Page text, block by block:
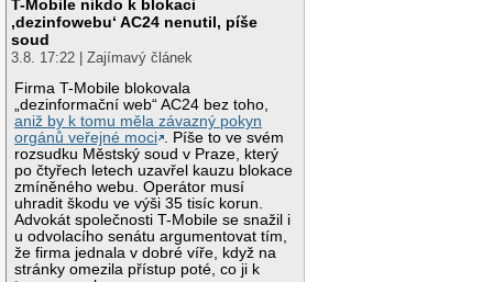
T-Mobile nikdo k blokaci
‚dezinfowebu‘ AC24 nenutil, píše
soud
3.8. 17:22 | Zajímavý článek
Firma T-Mobile blokovala
„dezinformační web“ AC24 bez toho,
aniž by k tomu měla závazný pokyn
orgánů veřejné moci . Píše to ve svém
rozsudku Městský soud v Praze, který
po čtyřech letech uzavřel kauzu blokace
zmíněného webu. Operátor musí
uhradit škodu ve výši 35 tisíc korun.
Advokát společnosti T-Mobile se snažil i
u odvolacího senátu argumentovat tím,
že firma jednala v dobré víře, když na
stránky omezila přístup poté, co ji k